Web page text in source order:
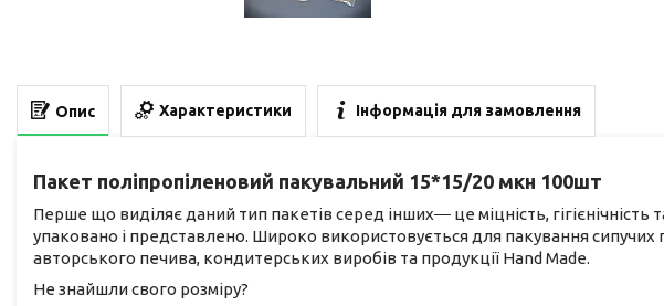
Опис Характеристики Інформація для замовлення
Пакет поліпропіленовий пакувальний 15*15/20 мкн 100шт
Перше що виділяє даний тип пакетів серед інших― це міцність,
упаковано і представлено. Широко використовується для пакування сипучих
авторського печива, кондитерських виробів та продукції Hand Made.
Не знайшли свого розміру?